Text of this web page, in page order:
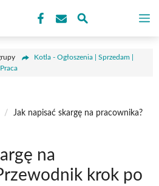
Kotla - Ogłoszenia | Sprzedam |
/
Jak napisać skargę na pracownika?
na
krok po